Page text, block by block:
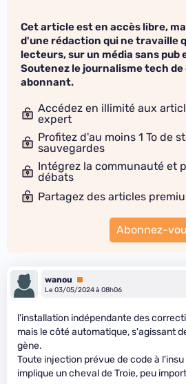
Cet article est en accès libre,
d'une rédaction qui ne travaille
lecteurs, sur un média sans pub
Soutenez le journalisme tech
abonnant.
Accédez en illimité aux
expert
Profitez d'au moins 1 To de
sauvegardes
Intégrez la communauté et
débats
Partagez des articles
Abonnez-
wanou
Premium
Le 03/05/2024 à 08h06
l'installation indépendante des
mais le côté automatique, s'agissant
gène.
Toute injection prévue de code à
implique un cheval de Troie, peu